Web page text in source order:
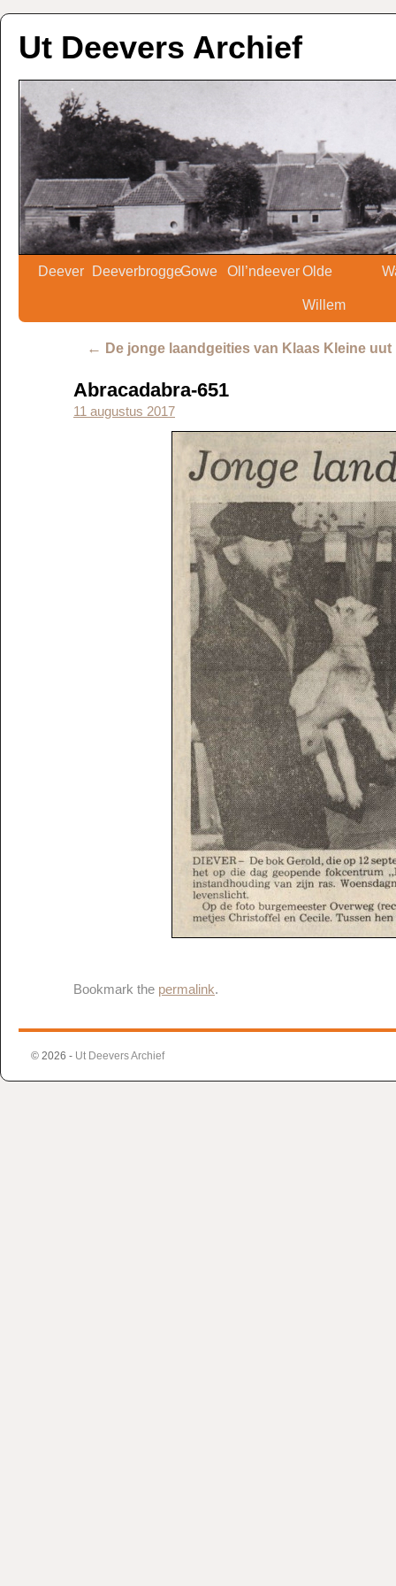
Ut Deevers Archief
Deever DeeverbroggeGowe Oll’ndeeverOlde
Willem
← De jonge laandgeities van Klaas Kleine uut
Abracadabra-651
11 augustus 2017
Bookmark the permalink.
© 2026 - Ut Deevers Archief